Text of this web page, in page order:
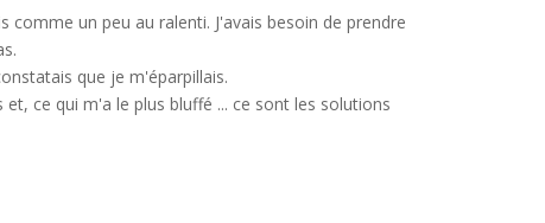
comme un peu au ralenti. J'avais besoin de prendre
que je m'éparpillais.
ce qui m'a le plus bluffé ... ce sont les solutions